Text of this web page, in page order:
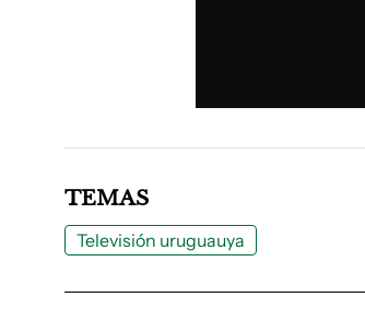
TEMAS
Televisión uruguauya